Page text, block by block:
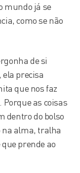
mundo já se
como se não
de si
precisa
que nos faz
as coisas
dentro do bolso
na alma, tralha
prende ao